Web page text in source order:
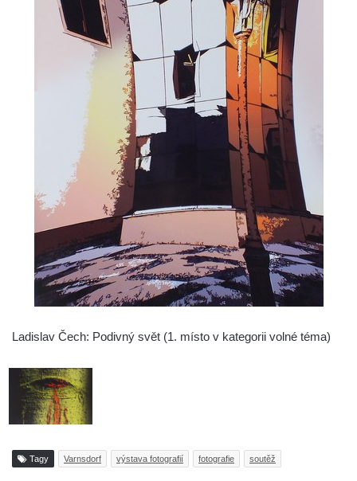
Ladislav Čech: Podivný svět (1. místo v kategorii volné téma)
Tagy Varnsdorf výstava fotografií fotografie soutěž